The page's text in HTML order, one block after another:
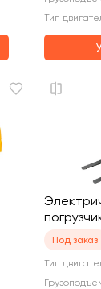
Тип
Под заказ
Тип